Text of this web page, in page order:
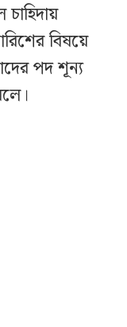
বিষয়ে
পদ শূন্য